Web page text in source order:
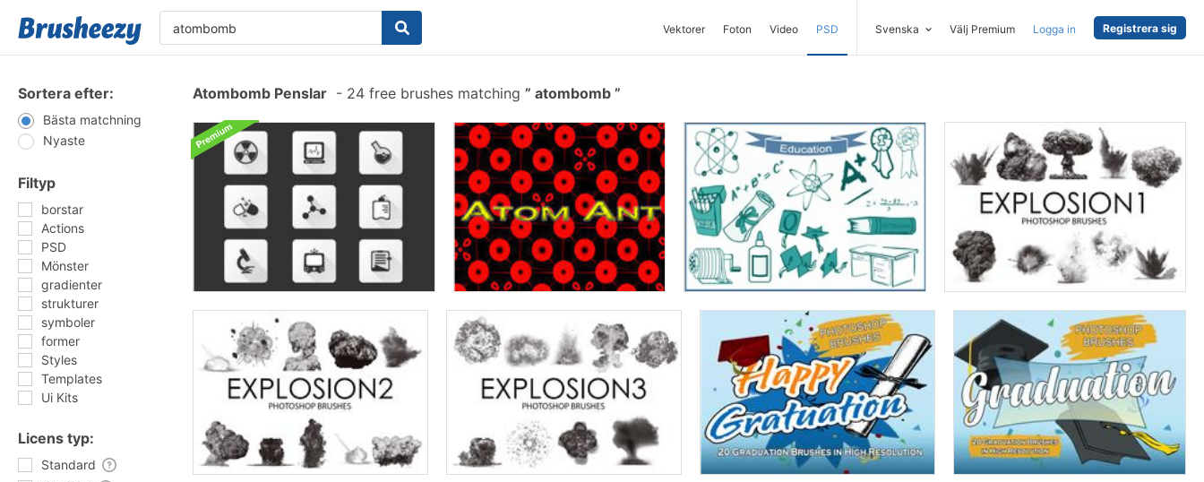
Vektorer Foton Video PSD Svenska Välj Premium Logga in Registrera sig
Sortera efter:
Bästa matchning
Nyaste
Filtyp
borstar
Actions
PSD
Mönster
gradienter
strukturer
symboler
former
Styles
Templates
Ui Kits
Licens typ:
Standard
Atombomb Penslar - 24 free brushes matching atombomb